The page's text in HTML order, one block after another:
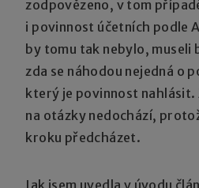
zodpovězeno, v tom
i povinnost účetních podle
by tomu tak nebylo,
zda se náhodou nejedná o
který je povinnost nahlásit.
na otázky nedochází,
kroku předcházet.
Jak jsem uvedla v úvodu